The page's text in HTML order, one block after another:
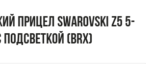
прицел Swarovski Z5 5-
подсветкой (BRX)